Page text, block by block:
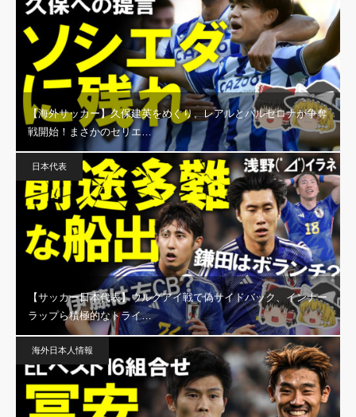
【海外サッカー】久保建英をめぐり、レアルとバルセロナが争奪
戦開始！まさかのセリエ…
日本代表
【サッカー日本代表】ウルグアイ戦で偽サイドバック、インナー
ラップら積極的なトライ…
海外日本人情報